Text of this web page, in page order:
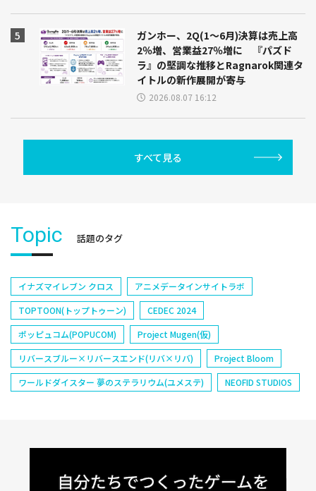
ガンホー、2Q(1～6月)決算は売上高
2％増、営業益27％増に 『パズド
ラ』の堅調な推移とRagnarok関連タ
イトルの新作展開が寄与
2026.08.07 16:12
すべて見る
Topic 話題のタグ
イナズマイレブン クロス
アニメデータインサイトラボ
TOPTOON(トップトゥーン)
CEDEC 2024
ポッピュコム(POPUCOM)
Project Mugen(仮)
リバースブルー×リバースエンド(リバ×リバ)
Project Bloom
ワールドダイスター 夢のステラリウム(ユメステ)
NEOFID STUDIOS